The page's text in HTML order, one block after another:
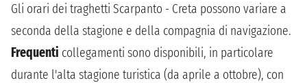
Gli orari dei traghetti Scarpanto - Creta possono variare a
seconda della stagione e della compagnia di navigazione.
Frequenti collegamenti sono disponibili, in particolare
durante l'alta stagione turistica (da aprile a ottobre), con